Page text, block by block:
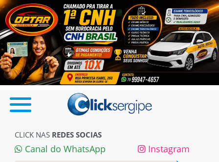
CLICK NAS REDES SOCIAS
Canal do WhatsApp Instagram